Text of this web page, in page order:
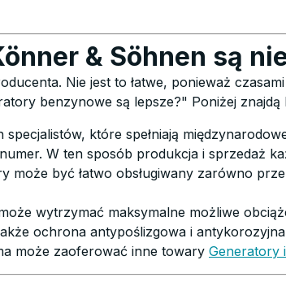
& Söhnen są
Nie jest to łatwe, ponieważ
benzynowe są lepsze?" Poniżej
które spełniają
W ten sposób produkcja i sprzedaż
może być łatwo obsługiwany zarówno
wytrzymać maksymalne możliwe
ochrona antypoślizgowa i
może zaoferować inne towary Generatory
i przydatne wskazówki.
się teraz!
dziękuję